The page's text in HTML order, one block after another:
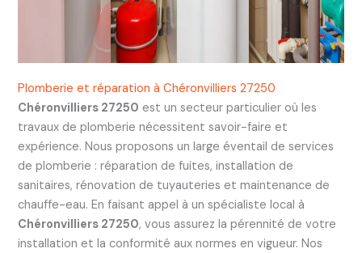
Plomberie et réparation à Chéronvilliers 27250
Chéronvilliers 27250 est un secteur particulier où les
travaux de plomberie nécessitent savoir-faire et
expérience. Nous proposons un large éventail de services
de plomberie : réparation de fuites, installation de
sanitaires, rénovation de tuyauteries et maintenance de
chauffe-eau. En faisant appel à un spécialiste local à
Chéronvilliers 27250, vous assurez la pérennité de votre
installation et la conformité aux normes en vigueur. Nos